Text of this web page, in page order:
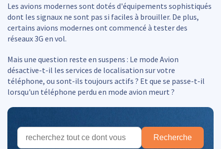
Les avions modernes sont dotés d'équipements sophistiqués
dont les signaux ne sont pas si faciles à brouiller. De plus,
certains avions modernes ont commencé à tester des
réseaux 3G en vol.
Mais une question reste en suspens : Le mode Avion
désactive-t-il les services de localisation sur votre
téléphone, ou sont-ils toujours actifs ? Et que se passe-t-il
lorsqu'un téléphone perdu en mode avion meurt ?
Recherche